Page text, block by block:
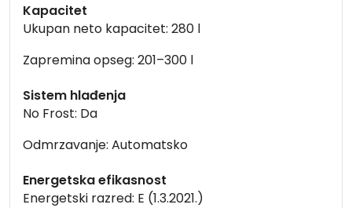
Kapacitet
Ukupan neto kapacitet: 280 l
Zapremina opseg: 201–300 l
Sistem hlađenja
No Frost: Da
Odmrzavanje: Automatsko
Energetska efikasnost
Energetski razred: E (1.3.2021.)